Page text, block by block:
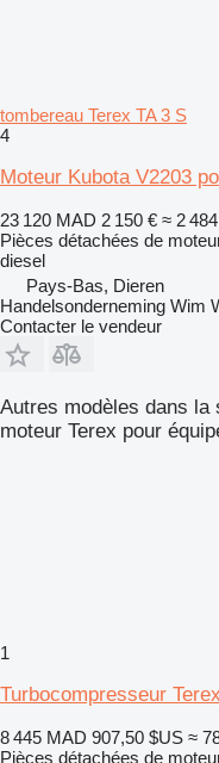
tombereau Terex TA 3 S
4
Moteur Kubota V2203
23 120 MAD 2 150 € ≈ 2
Pièces détachées de
diesel
Pays-Bas, Dieren
Handelsonderneming Wim
Contacter le vendeur
Autres modèles dans la
moteur Terex pour
1
Turbocompresseur
8 445 MAD 907,50 $US ≈
Pièces détachées de